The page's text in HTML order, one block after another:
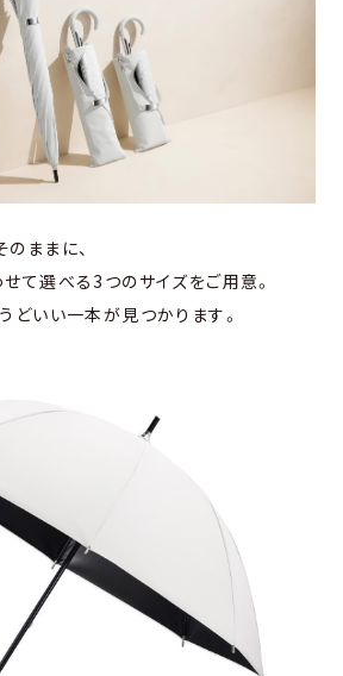
ままに、
て選べる3つのサイズをご用意。
どいい一本が見つかります。